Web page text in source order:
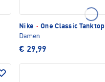
Nike · One Classic Tanktop
Damen
€ 29,99